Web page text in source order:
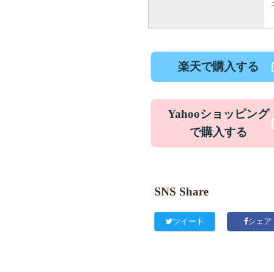
楽天で購入する
Yahooショッピング
で購入する
SNS Share
ツイート シェア